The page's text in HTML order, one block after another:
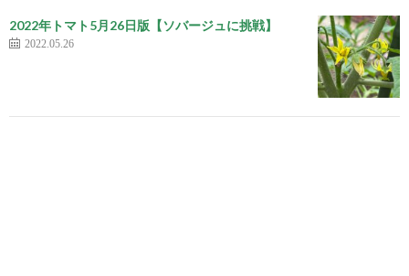
2022年トマト5月26日版【ソバージュに挑戦】
2022.05.26